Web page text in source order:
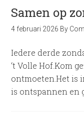
Samen op
4 februari 2026 By
Iedere derde
‘t Volle Hof.Kom
ontmoeten.Het is
is ontspannen en